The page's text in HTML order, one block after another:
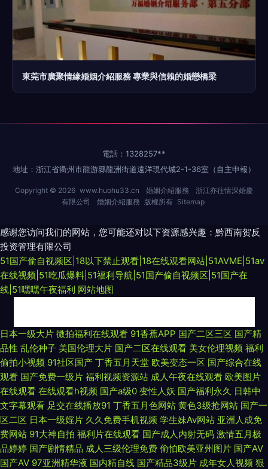
東莞市廣聚情緣婚姻介紹服務 專業與信賴的婚戀橋梁
電話：1328257**
地址：浙江省衢州市龍游縣龍洲街道遠洋現代城2-1-36室（自主申報）
Copyright © 2026 www.huohu33.cn 婚姻介紹服務
浙江亦往情深婚慶
有限公司
婚姻介紹服務 版權所有 Sitemap
感谢您访问我们的网站，您可能还对以下资源感兴趣：黔西南贺反
投资管理有限公司
51国产偷自视频区|18以下禁止观看|18在线观看网站|51AVME|51av
在线视频|51吃瓜爆料|51福利导航|51国产偷自视频区|51国产在
线|51嘿嘿午夜福利 网站地图
超碰福利电影 色爺爺网站视频 成人AV精品 狼友福利网 欧美残虐另类网站 人
妻人人爱 日韩无码观 亚洲无码韩国 91国产黑丝短片 国内精品海角视频 美女
91视频M 日本AV在线直播 婷婷五月天无码 91黄色爆菊 AV综合性爱 成人无
码免费 激情狠狠撸 欧美日韩另类亚洲 日本小a网站 神马影院女同 午夜福利
据场 影音先锋伪娘 91国内视频 福利视频导航黑丝 黄色片中国 男女打炮91
日本一级大片 微拍福利在线观看 91香蕉APP 国产二区三区 国产精
品性 乱伦种子 美国伦理大片 国产二区在线观看 美女伦理视频 福利
偷拍小视频 91社区国产 丁香五月天堂 欧美变态一区 国产综合在线
观看 国产免费一级片 福利视频资源站 成人午夜在线观看 欧美图片
在线观看 在线观看h视频 国产a级0 变性人妖 国产福利永久 日韩中
文字幕观看 足交在线播放91 丁香五月色网站 黄色3级抢网站 国产一
区二区 日本一级婬片 久久免费手机视频 学生妹Av网站 亚洲人成免
费网站 91大神自拍 福利片在线观看 国产成人内射无码 激情五月极
品婷婷 国产剧情精品 成人三级伦理免费 偷怕欧美亚州图片 国产AV
国产AV 97亚洲精华液 国内精自线 国产精品3级片 成年女人视频 狠